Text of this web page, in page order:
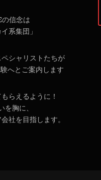
信念は
系集団」
シャリストたちが
へとご案内します
らえるように！
胸に、
社を目指します。